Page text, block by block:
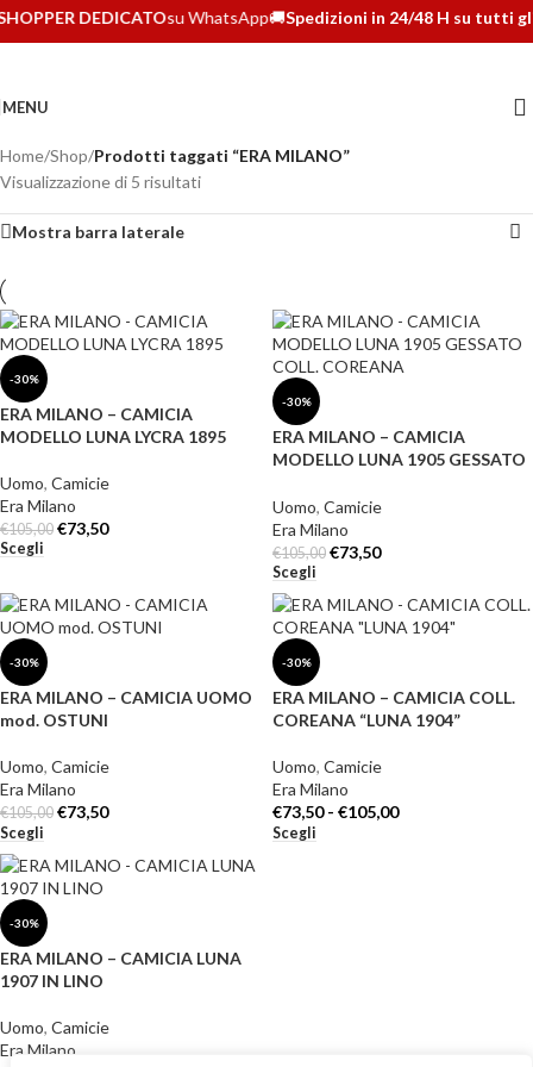
DEDICATOsu WhatsApp🚚Spedizioni in 24/48 H su tutti
MENU
Home/Shop/Prodotti taggati “ERA MILANO”
Visualizzazione di 5 risultati
Mostra barra laterale
-30%
ERA MILANO – CAMICIA
MODELLO LUNA LYCRA 1895
Uomo, Camicie
Era Milano
€105,00 €73,50
Scegli
-30%
ERA MILANO – CAMICIA
MODELLO LUNA 1905 GESSATO
Uomo, Camicie
Era Milano
€105,00 €73,50
Scegli
-30%
ERA MILANO – CAMICIA UOMO
mod. OSTUNI
Uomo, Camicie
Era Milano
€105,00 €73,50
Scegli
-30%
ERA MILANO – CAMICIA COLL.
COREANA “LUNA 1904”
Uomo, Camicie
Era Milano
€73,50 - €105,00
Scegli
-30%
ERA MILANO – CAMICIA LUNA
1907 IN LINO
Uomo, Camicie
Era Milano